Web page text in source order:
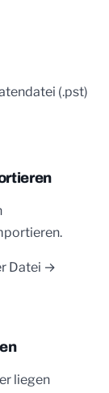
(.pst)
Datei →
liegen